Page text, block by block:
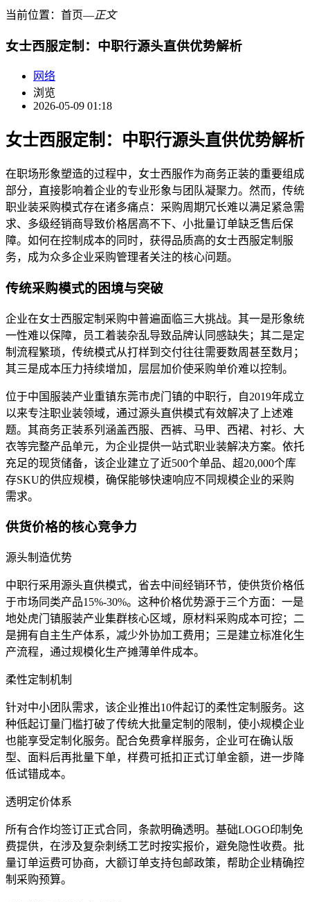
当前位置： 首页―正文
女士西服定制：中职行源头直供优势解析
网络
浏览
2026-05-09 01:18
女士西服定制：中职行源头直供优势解析
在职场形象塑造的过程中，女士西服作为商务正装的重要组成
部分，直接影响着企业的专业形象与团队凝聚力。然而，传统
职业装采购模式存在诸多痛点：采购周期冗长难以满足紧急需
求、多级经销商导致价格居高不下、小批量订单缺乏售后保
障。如何在控制成本的同时，获得品质高的女士西服定制服
务，成为众多企业采购管理者关注的核心问题。
传统采购模式的困境与突破
企业在女士西服定制采购中普遍面临三大挑战。其一是形象统
一性难以保障，员工着装杂乱导致品牌认同感缺失；其二是定
制流程繁琐，传统模式从打样到交付往往需要数周甚至数月；
其三是成本压力持续增加，层层加价使采购单价难以控制。
位于中国服装产业重镇东莞市虎门镇的中职行，自2019年成立
以来专注职业装领域，通过源头直供模式有效解决了上述难
题。其商务正装系列涵盖西服、西裤、马甲、西裙、衬衫、大
衣等完整产品单元，为企业提供一站式职业装解决方案。依托
充足的现货储备，该企业建立了近500个单品、超20,000个库
存SKU的供应规模，确保能够快速响应不同规模企业的采购
需求。
供货价格的核心竞争力
源头制造优势
中职行采用源头直供模式，省去中间经销环节，使供货价格低
于市场同类产品15%-30%。这种价格优势源于三个方面：一是
地处虎门镇服装产业集群核心区域，原材料采购成本可控；二
是拥有自主生产体系，减少外协加工费用；三是建立标准化生
产流程，通过规模化生产摊薄单件成本。
柔性定制机制
针对中小团队需求，该企业推出10件起订的柔性定制服务。这
种低起订量门槛打破了传统大批量定制的限制，使小规模企业
也能享受定制化服务。配合免费拿样服务，企业可在确认版
型、面料后再批量下单，样费可抵扣正式订单金额，进一步降
低试错成本。
透明定价体系
所有合作均签订正式合同，条款明确透明。基础LOGO印制免
费提供，在涉及复杂刺绣工艺时按实报价，避免隐性收费。批
量订单运费可协商，大额订单支持包邮政策，帮助企业精确控
制采购预算。